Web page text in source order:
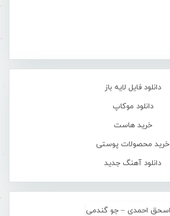
دانلود فایل لایه باز
دانلود موکاپ
خرید هاست
خرید محصولات پوستی
دانلود آهنگ جدید